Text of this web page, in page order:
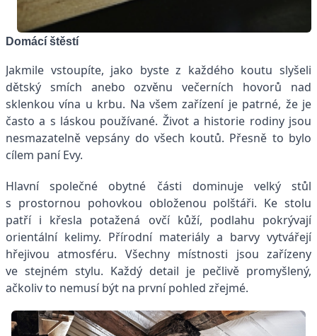
Domácí štěstí
Jakmile vstoupíte, jako byste z každého koutu slyšeli
dětský smích anebo ozvěnu večerních hovorů nad
sklenkou vína u krbu. Na všem zařízení je patrné, že je
často a s láskou používané. Život a historie rodiny jsou
nesmazatelně vepsány do všech koutů. Přesně to bylo
cílem paní Evy.
Hlavní společné obytné části dominuje velký stůl
s prostornou pohovkou obloženou polštáři. Ke stolu
patří i křesla potažená ovčí kůží, podlahu pokrývají
orientální kelimy. Přírodní materiály a barvy vytvářejí
hřejivou atmosféru. Všechny místnosti jsou zařízeny
ve stejném stylu. Každý detail je pečlivě promyšlený,
ačkoliv to nemusí být na první pohled zřejmé.